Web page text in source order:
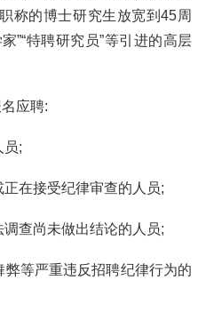
称的博士研究生放宽到45周
”“特聘研究员”等引进的高层
应聘:
员;
在接受纪律审查的人员;
查尚未做出结论的人员;
等严重违反招聘纪律行为的